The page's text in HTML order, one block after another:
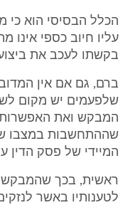
הכלל הבסיסי הוא כי
עליו חיוב כספי אינו
בקשתו לעכב את
ברם, גם אם אין
שלפעמים יש מקום
המבקש ואת
שההתחשבות במצבו
המיידי של פסק הדין
ראשית, בכך שהמבקש
לטענותיו באשר